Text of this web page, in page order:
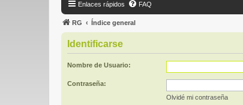
Enlaces rápidos FAQ
RG Índice general
Identificarse
Nombre de Usuario:
Contraseña:
Olvidé mi contraseña